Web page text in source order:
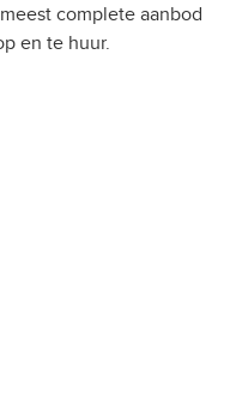
complete aanbod
en te huur.